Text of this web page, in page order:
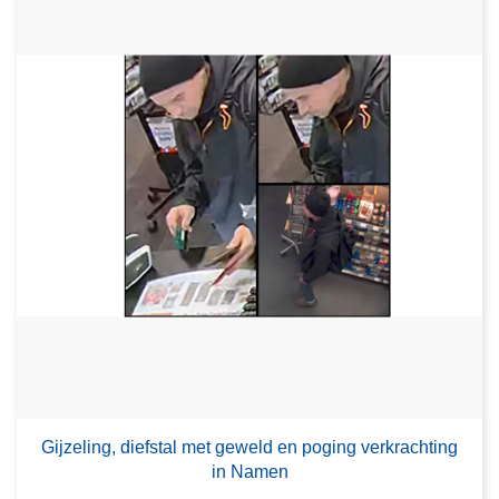
Gijzeling, diefstal met geweld en poging verkrachting
in Namen